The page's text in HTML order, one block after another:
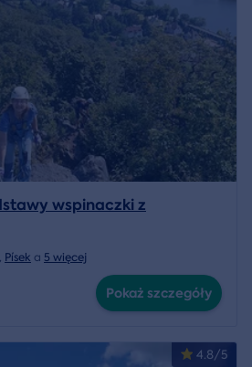
wspinaczki z
, Písek a 5 więcej
Pokaż szczegóły
4.8/5